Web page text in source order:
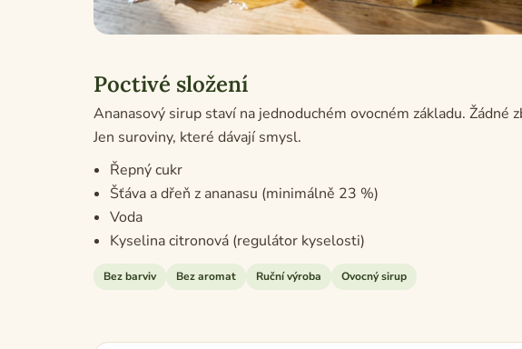
Poctivé složení
Ananasový sirup staví na jednoduchém ovocném základu. Žádné
Jen suroviny, které dávají smysl.
Řepný cukr
Šťáva a dřeň z ananasu (minimálně 23 %)
Voda
Kyselina citronová (regulátor kyselosti)
Bez barviv Bez aromat Ruční výroba Ovocný sirup